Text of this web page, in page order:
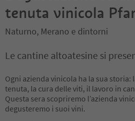
tenuta vinicola
Naturno, Merano e dintorni
Le cantine altoatesine si
Ogni azienda vinicola ha la sua
tenuta, la cura delle viti, il lavoro in
Questa sera scopriremo l’azienda
degusteremo i suoi vini.